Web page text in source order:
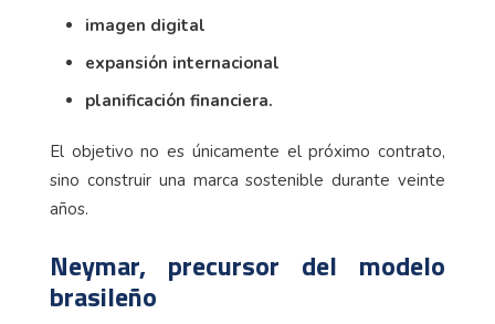
imagen digital
expansión internacional
planificación financiera.
El objetivo no es únicamente el próximo contrato,
sino construir una marca sostenible durante veinte
años.
Neymar, precursor del modelo
brasileño